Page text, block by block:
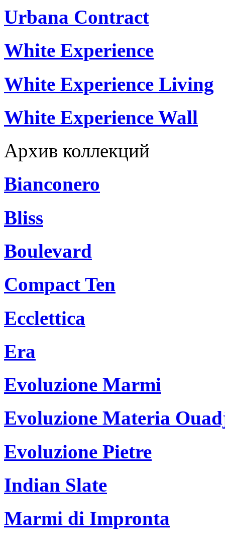
Urbana Contract
White Experience
White Experience Living
White Experience Wall
Архив коллекций
Bianconero
Bliss
Boulevard
Compact Ten
Ecclettica
Era
Evoluzione Marmi
Evoluzione Materia
Evoluzione Pietre
Indian Slate
Marmi di Impronta